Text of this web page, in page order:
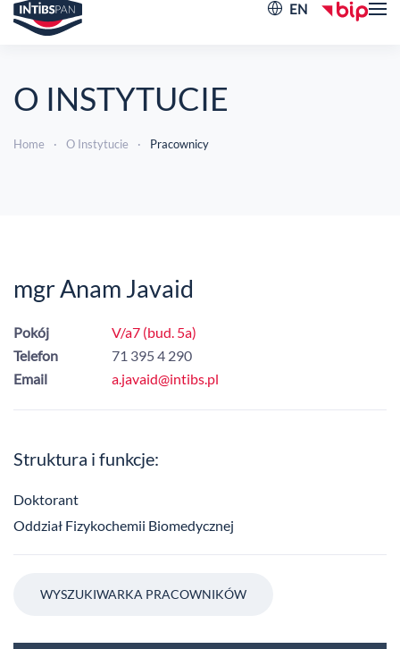
EN
O INSTYTUCIE
Home O Instytucie Pracownicy
mgr Anam Javaid
Pokój
V/a7 (bud. 5a)
Telefon
71 395 4 290
Email
a.javaid@intibs.pl
Struktura i funkcje:
Doktorant
Oddział Fizykochemii Biomedycznej
WYSZUKIWARKA PRACOWNIKÓW